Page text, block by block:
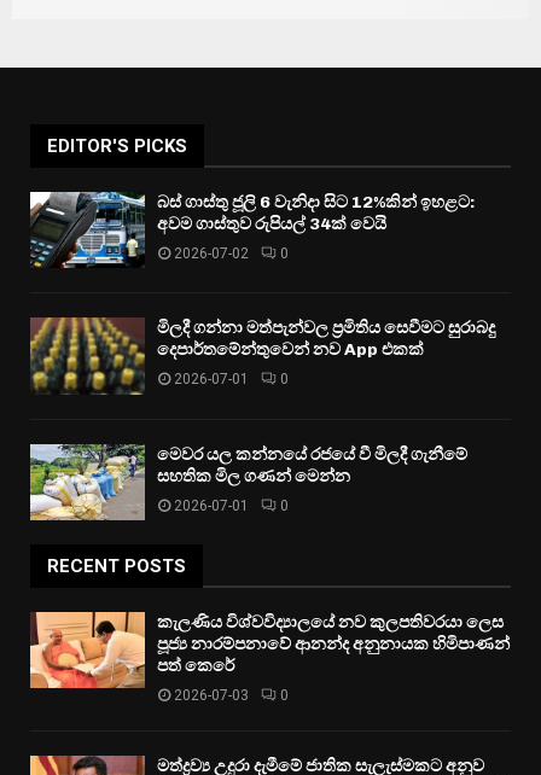
EDITOR'S PICKS
බස් ගාස්තු ජූලි 6 වැනිදා සිට 12%කින් ඉහළට:
අවම ගාස්තුව රුපියල් 34ක් වෙයි
2026-07-02 0
මිලදී ගන්නා මත්පැන්වල ප්‍රමිතිය සෙවීමට සුරාබදු
දෙපාර්තමේන්තුවෙන් නව App එකක්
2026-07-01 0
මෙවර යල කන්නයේ රජයේ වී මිලදී ගැනීමේ
සහතික මිල ගණන් මෙන්න
2026-07-01 0
RECENT POSTS
කැලණිය විශ්වවිද්‍යාලයේ නව කුලපතිවරයා ලෙස
පූජ්‍ය නාරම්පනාවේ ආනන්ද අනුනායක හිමිපාණන්
පත් කෙරේ
2026-07-03 0
මත්ද්‍රව්‍ය උදුරා දැමීමේ ජාතික සැලැස්මකට අනුව